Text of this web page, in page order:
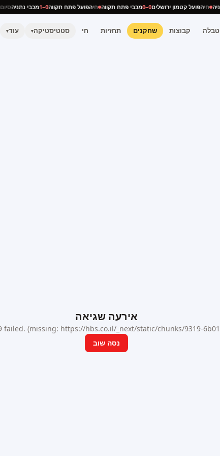
חיהפועל קטמון ירושלים0–0 מכבי פתח תקווה חיהפועל פתח תקווה0–1 מכבי נתניה
טבלה קבוצות שחקנים תחזיות חי סטטיסטיקה▾ עוד▾
אירעה שגיאה
failed. (missing: https://hbs.co.il/_next/static/chunks/9319-
נסה שוב